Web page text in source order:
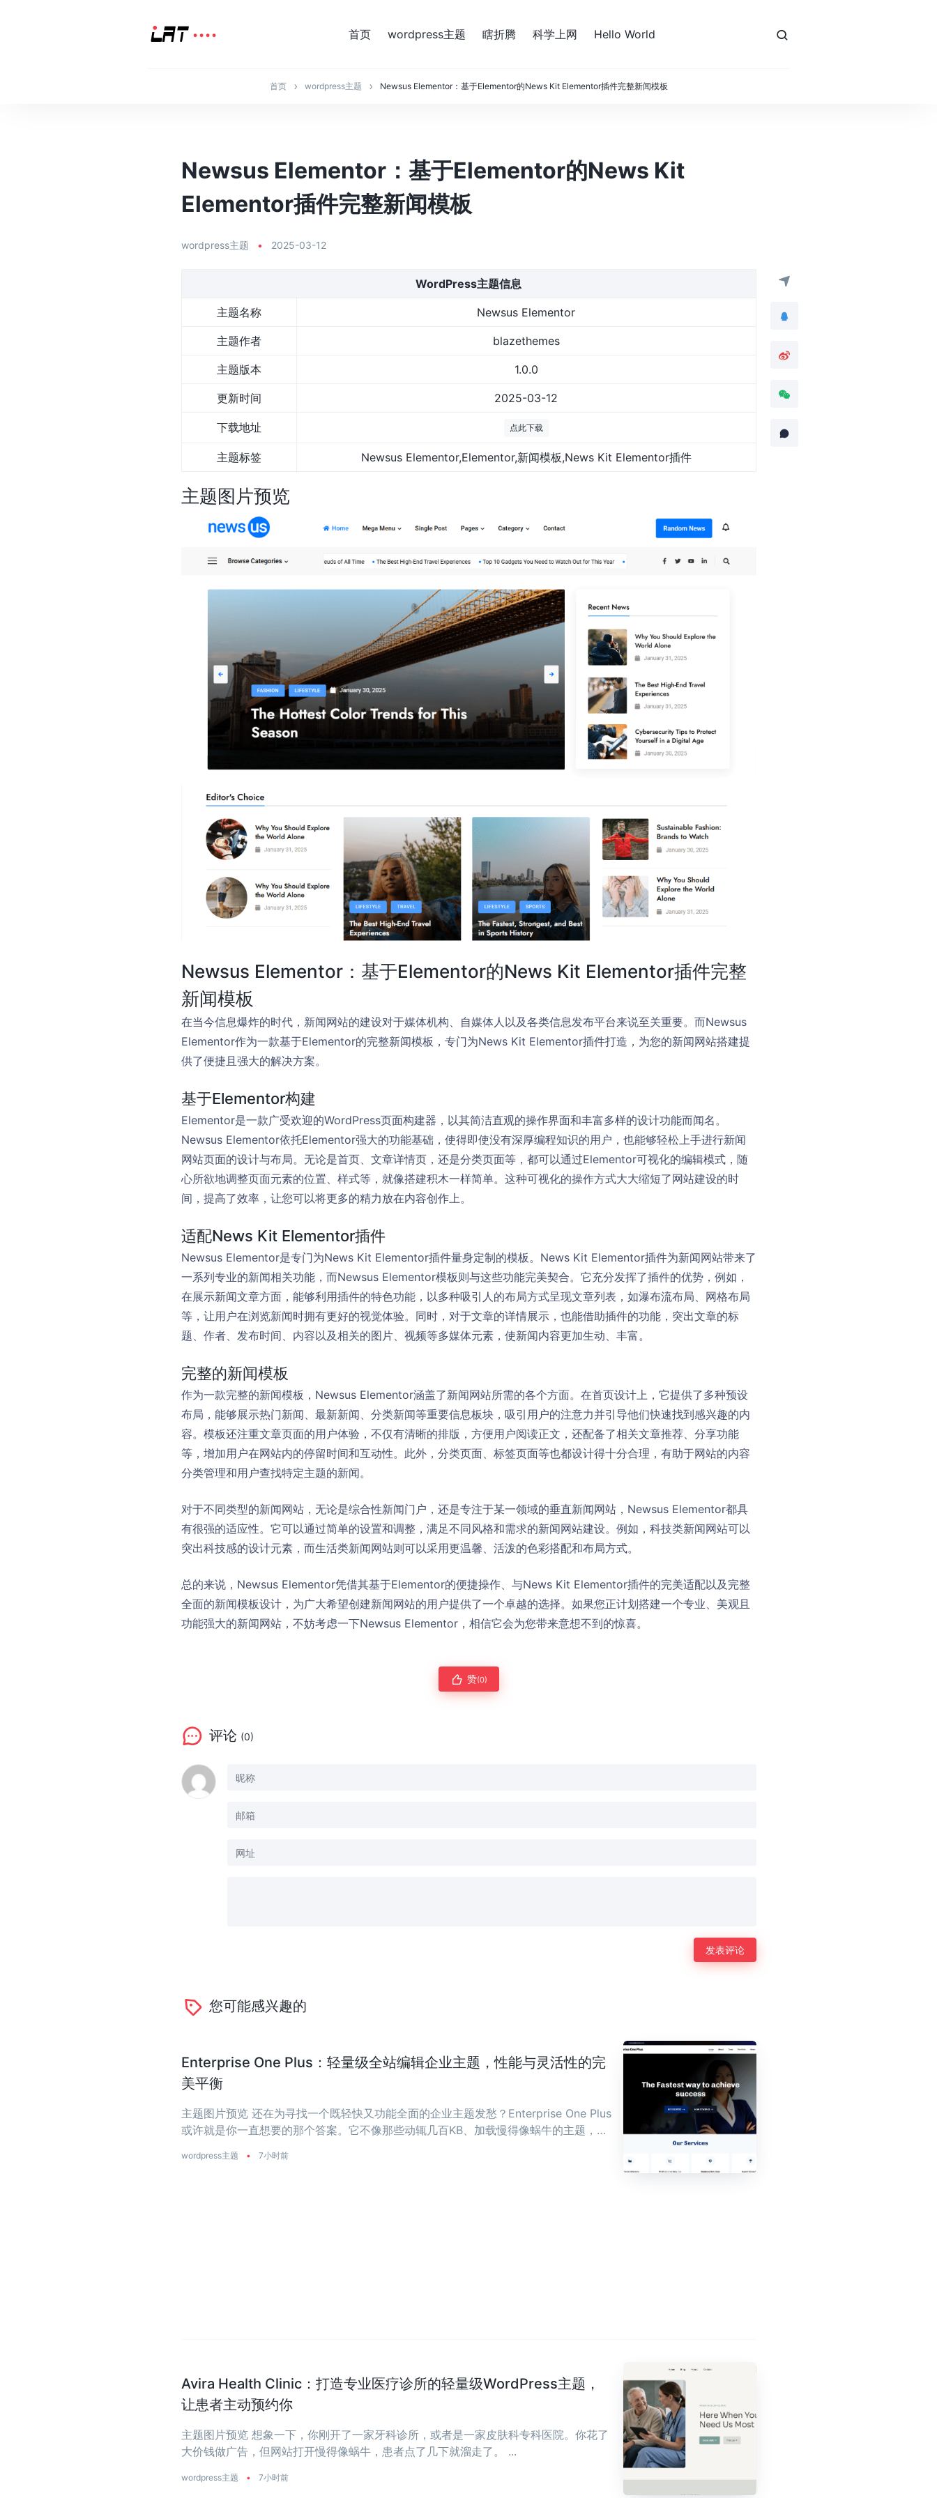
首页 wordpress主题 瞎折腾 科学上网 Hello World
首页 wordpress主题 Newsus Elementor：基于Elementor的News Kit Elementor插件完整新闻模板
Newsus Elementor：基于Elementor的News Kit
Elementor插件完整新闻模板
wordpress主题 • 2025-03-12
WordPress主题信息
主题名称 Newsus Elementor
主题作者 blazethemes
主题版本 1.0.0
更新时间 2025-03-12
下载地址 点此下载
主题标签 Newsus Elementor,Elementor,新闻模板,News Kit Elementor插件
主题图片预览
Newsus Elementor：基于Elementor的News Kit Elementor插件完整
新闻模板
在当今信息爆炸的时代，新闻网站的建设对于媒体机构、自媒体人以及各类信息发布平台来说至关重要。而Newsus
Elementor作为一款基于Elementor的完整新闻模板，专门为News Kit Elementor插件打造，为您的新闻网站搭建提
供了便捷且强大的解决方案。
基于Elementor构建
Elementor是一款广受欢迎的WordPress页面构建器，以其简洁直观的操作界面和丰富多样的设计功能而闻名。
Newsus Elementor依托Elementor强大的功能基础，使得即使没有深厚编程知识的用户，也能够轻松上手进行新闻
网站页面的设计与布局。无论是首页、文章详情页，还是分类页面等，都可以通过Elementor可视化的编辑模式，随
心所欲地调整页面元素的位置、样式等，就像搭建积木一样简单。这种可视化的操作方式大大缩短了网站建设的时
间，提高了效率，让您可以将更多的精力放在内容创作上。
适配News Kit Elementor插件
Newsus Elementor是专门为News Kit Elementor插件量身定制的模板。News Kit Elementor插件为新闻网站带来了
一系列专业的新闻相关功能，而Newsus Elementor模板则与这些功能完美契合。它充分发挥了插件的优势，例如，
在展示新闻文章方面，能够利用插件的特色功能，以多种吸引人的布局方式呈现文章列表，如瀑布流布局、网格布局
等，让用户在浏览新闻时拥有更好的视觉体验。同时，对于文章的详情展示，也能借助插件的功能，突出文章的标
题、作者、发布时间、内容以及相关的图片、视频等多媒体元素，使新闻内容更加生动、丰富。
完整的新闻模板
作为一款完整的新闻模板，Newsus Elementor涵盖了新闻网站所需的各个方面。在首页设计上，它提供了多种预设
布局，能够展示热门新闻、最新新闻、分类新闻等重要信息板块，吸引用户的注意力并引导他们快速找到感兴趣的内
容。模板还注重文章页面的用户体验，不仅有清晰的排版，方便用户阅读正文，还配备了相关文章推荐、分享功能
等，增加用户在网站内的停留时间和互动性。此外，分类页面、标签页面等也都设计得十分合理，有助于网站的内容
分类管理和用户查找特定主题的新闻。
对于不同类型的新闻网站，无论是综合性新闻门户，还是专注于某一领域的垂直新闻网站，Newsus Elementor都具
有很强的适应性。它可以通过简单的设置和调整，满足不同风格和需求的新闻网站建设。例如，科技类新闻网站可以
突出科技感的设计元素，而生活类新闻网站则可以采用更温馨、活泼的色彩搭配和布局方式。
总的来说，Newsus Elementor凭借其基于Elementor的便捷操作、与News Kit Elementor插件的完美适配以及完整
全面的新闻模板设计，为广大希望创建新闻网站的用户提供了一个卓越的选择。如果您正计划搭建一个专业、美观且
功能强大的新闻网站，不妨考虑一下Newsus Elementor，相信它会为您带来意想不到的惊喜。
赞(0)
评论 (0)
您可能感兴趣的
Enterprise One Plus：轻量级全站编辑企业主题，性能与灵活性的完
美平衡
主题图片预览 还在为寻找一个既轻快又功能全面的企业主题发愁？Enterprise One Plus
或许就是你一直想要的那个答案。它不像那些动辄几百KB、加载慢得像蜗牛的主题，而
wordpress主题 • 7小时前
Avira Health Clinic：打造专业医疗诊所的轻量级WordPress主题，
让患者主动预约你
主题图片预览 想象一下，你刚开了一家牙科诊所，或者是一家皮肤科专科医院。你花了
大价钱做广告，但网站打开慢得像蜗牛，患者点了几下就溜走了。 ...
wordpress主题 • 7小时前